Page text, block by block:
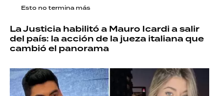
Esto no termina más
La Justicia habilitó a Mauro Icardi a salir
del país: la acción de la jueza italiana que
cambió el panorama